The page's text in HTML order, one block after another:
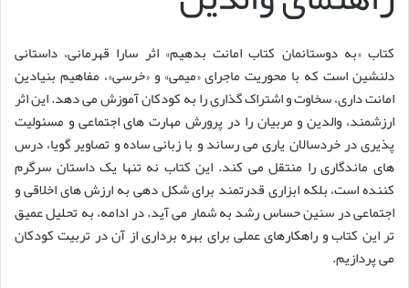
کتاب «به دوستانمان کتاب امانت بدهیم» اثر سارا قهرمانی، داستانی
دلنشین است که با محوریت ماجرای «میمی» و «خرسی»، مفاهیم بنیادین
امانت داری، سخاوت و اشتراک گذاری را به کودکان آموزش می دهد. این اثر
ارزشمند، والدین و مربیان را در پرورش مهارت های اجتماعی و مسئولیت
پذیری در خردسالان یاری می رساند و با زبانی ساده و تصاویر گویا، درس
های ماندگاری را منتقل می کند. این کتاب نه تنها یک داستان سرگرم
کننده است، بلکه ابزاری قدرتمند برای شکل دهی به ارزش های اخلاقی و
اجتماعی در سنین حساس رشد به شمار می آید. در ادامه، به تحلیل عمیق
تر این کتاب و راهکارهای عملی برای بهره برداری از آن در تربیت کودکان
می پردازیم.